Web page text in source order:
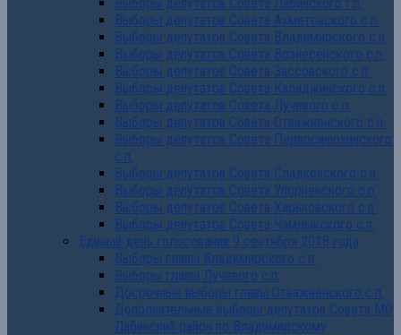
Выборы депутатов Совета Ахметовского с.п.
Выборы депутатов Совета Владимирского с.п.
Выборы депутатов Совета Вознесенского с.п.
Выборы депутатов Совета Зассовского с.п.
Выборы депутатов Совета Каладжинского с.п.
Выборы депутатов Совета Лучевого с.п.
Выборы депутатов Совета Отважненского с.п.
Выборы депутатов Совета Первосинюхинского
с.п.
Выборы депутатов Совета Сладковского с.п.
Выборы депутатов Совета Упорненского с.п.
Выборы депутатов Совета Харьковского с.п.
Выборы депутатов Совета Чамлыкского с.п.
Единый день голосования 9 сентября 2018 года
Выборы главы Владимирского с.п.
Выборы главы Лучевого с.п.
Досрочные выборы главы Отважненского с.п.
Дополнительные выборы депутатов Совета МО
Лабинский район по Владимирскому